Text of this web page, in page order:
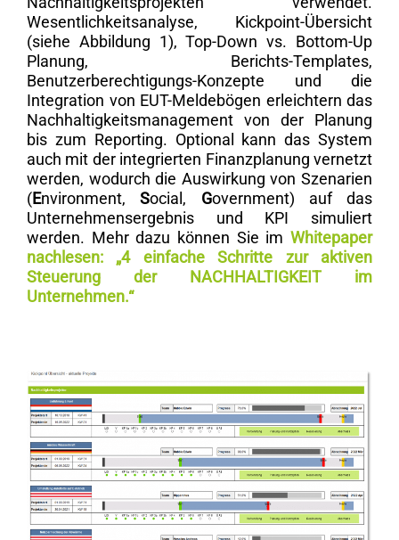
Wesentlichkeitsanalyse, Kickpoint-Übersicht
(siehe Abbildung 1), Top-Down vs. Bottom-Up
Planung, Berichts-Templates,
Benutzerberechtigungs-Konzepte und die
Integration von EUT-Meldebögen erleichtern das
Nachhaltigkeitsmanagement von der Planung
bis zum Reporting. Optional kann das System
auch mit der integrierten Finanzplanung vernetzt
werden, wodurch die Auswirkung von Szenarien
(Environment,Social, Government) auf das
Unternehmensergebnis und KPI simuliert
werden. Mehr dazu können Sie im Whitepaper
nachlesen: „4 einfache Schritte zur aktiven
Steuerung der NACHHALTIGKEIT im
Unternehmen.“